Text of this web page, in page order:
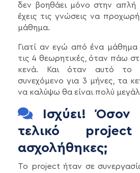
δεν βοηθάει μόνο στην
έχεις τις γνώσεις να
μάθημα.
Γιατί αν εγώ από ένα
τις 4 θεωρητικές, όταν πάω
κενά. Και όταν αυτό το
συνεχόμενο για 3 μήνες, τα
να καλύψω θα είναι πολύ
Ισχύει! Όσον
τελικό
ασχολήθηκες;
Το project ήταν σε